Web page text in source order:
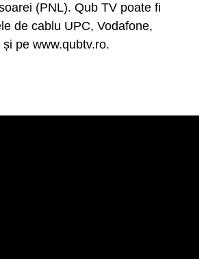
(PNL). Qub TV poate fi
de cablu UPC, Vodafone,
pe www.qubtv.ro.